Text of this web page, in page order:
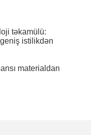
təkamülü:
istilikdən
materialdan